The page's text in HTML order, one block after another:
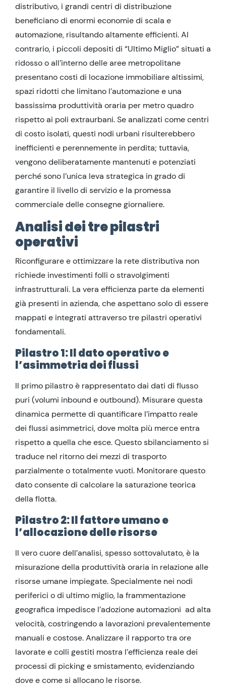
distributivo, i grandi centri di distribuzione
beneficiano di enormi economie di scala e
automazione, risultando altamente efficienti. Al
contrario, i piccoli depositi di “Ultimo Miglio” situati a
ridosso o all’interno delle aree metropolitane
presentano costi di locazione immobiliare altissimi,
spazi ridotti che limitano l’automazione e una
bassissima produttività oraria per metro quadro
rispetto ai poli extraurbani. Se analizzati come centri
di costo isolati, questi nodi urbani risulterebbero
inefficienti e perennemente in perdita; tuttavia,
vengono deliberatamente mantenuti e potenziati
perché sono l’unica leva strategica in grado di
garantire il livello di servizio e la promessa
commerciale delle consegne giornaliere.
Analisi dei tre pilastri
operativi
Riconfigurare e ottimizzare la rete distributiva non
richiede investimenti folli o stravolgimenti
infrastrutturali. La vera efficienza parte da elementi
già presenti in azienda, che aspettano solo di essere
mappati e integrati attraverso tre pilastri operativi
fondamentali.
Pilastro 1: Il dato operativo e
l’asimmetria dei flussi
Il primo pilastro è rappresentato dai dati di flusso
puri (volumi inbound e outbound). Misurare questa
dinamica permette di quantificare l’impatto reale
dei flussi asimmetrici, dove molta più merce entra
rispetto a quella che esce. Questo sbilanciamento si
traduce nel ritorno dei mezzi di trasporto
parzialmente o totalmente vuoti. Monitorare questo
dato consente di calcolare la saturazione teorica
della flotta.
Pilastro 2: Il fattore umano e
l’allocazione delle risorse
Il vero cuore dell’analisi, spesso sottovalutato, è la
misurazione della produttività oraria in relazione alle
risorse umane impiegate. Specialmente nei nodi
periferici o di ultimo miglio, la frammentazione
geografica impedisce l’adozione automazioni ad alta
velocità, costringendo a lavorazioni prevalentemente
manuali e costose. Analizzare il rapporto tra ore
lavorate e colli gestiti mostra l’efficienza reale dei
processi di picking e smistamento, evidenziando
dove e come si allocano le risorse.